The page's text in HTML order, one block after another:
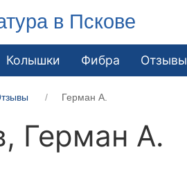
в Пскове
Колышки Фибра Отзывы
Герман А.
Герман А.